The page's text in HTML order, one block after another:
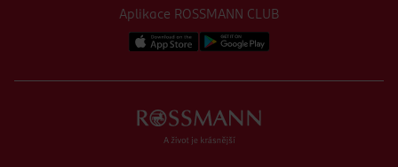
Aplikace ROSSMANN CLUB